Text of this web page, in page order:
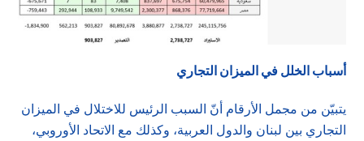
أسباب الخلل في الميزان التجاري
يتبيّن من مجمل الأرقام أنّ السبب الرئيس للاختلال في الميزان
التجاري بين لبنان والدول العربية، وكذلك مع الاتحاد الأوروبي،